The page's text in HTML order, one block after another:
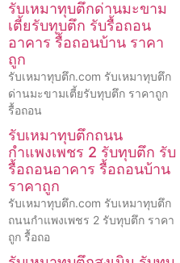
รับเหมาทุบตึกด่านมะขาม
เตี้ยรับทุบตึก รับรื้อถอน
อาคาร รื้อถอนบ้าน ราคา
ถูก
รับเหมาทุบตึก.com รับเหมาทุบตึก
ด่านมะขามเตี้ยรับทุบตึก ราคาถูก
รื้อถอน
รับเหมาทุบตึกถนน
กำแพงเพชร 2 รับทุบตึก รับ
รื้อถอนอาคาร รื้อถอนบ้าน
ราคาถูก
รับเหมาทุบตึก.com รับเหมาทุบตึก
ถนนกำแพงเพชร 2 รับทุบตึก ราคา
ถูก รื้อถอ